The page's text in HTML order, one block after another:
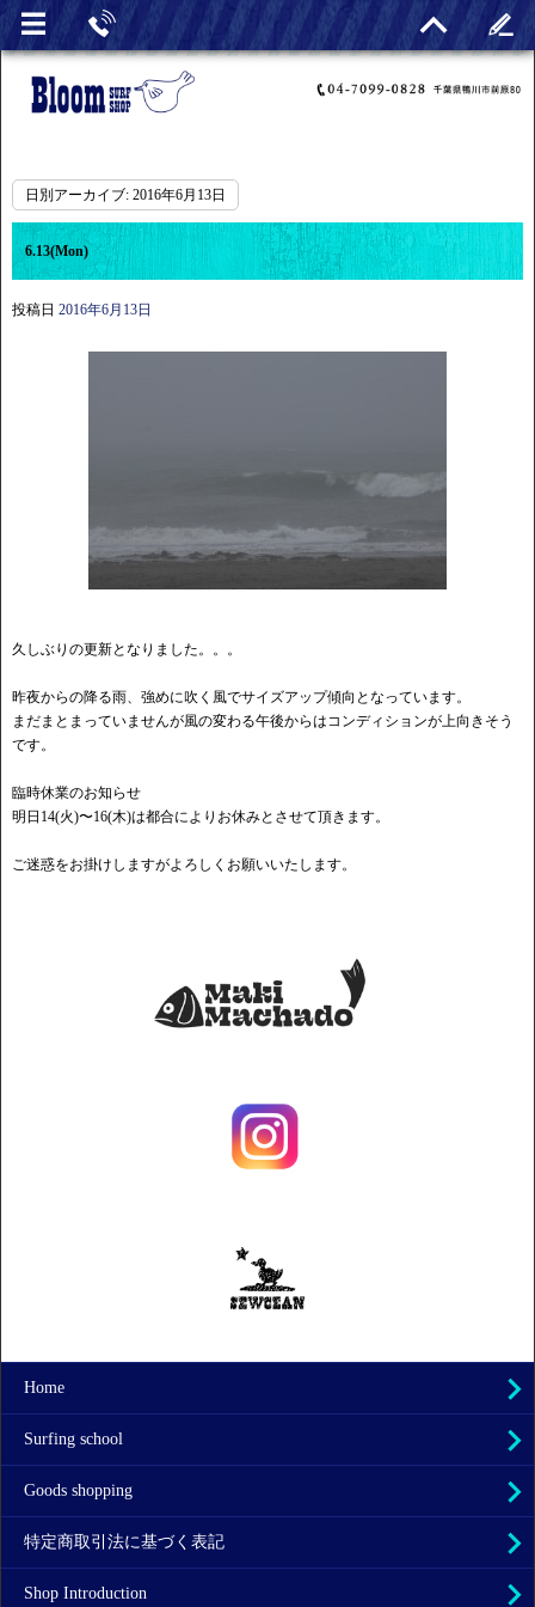
日別アーカイブ: 2016年6月13日
6.13(Mon)
投稿日 2016年6月13日
久しぶりの更新となりました。。。
昨夜からの降る雨、強めに吹く風でサイズアップ傾向となっています。
まだまとまっていませんが風の変わる午後からはコンディションが上向きそう
です。
臨時休業のお知らせ
明日14(火)〜16(木)は都合によりお休みとさせて頂きます。
ご迷惑をお掛けしますがよろしくお願いいたします。
Home
Surfing school
Goods shopping
特定商取引法に基づく表記
Shop Introduction